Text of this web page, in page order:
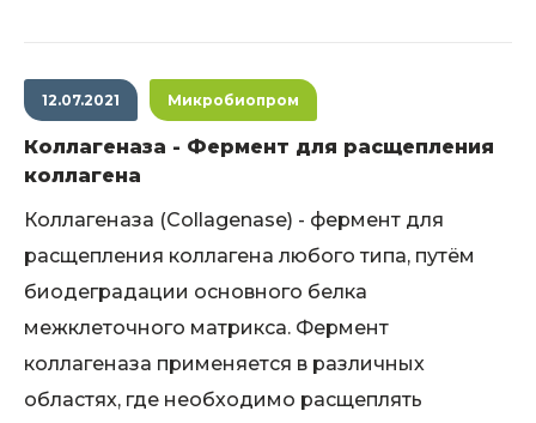
12.07.2021 Микробиопром
Коллагеназа - Фермент для расщепления
коллагена
Коллагеназа (Collagenase) - фермент для
расщепления коллагена любого типа, путём
биодеградации основного белка
межклеточного матрикса. Фермент
коллагеназа применяется в различных
областях, где необходимо расщеплять